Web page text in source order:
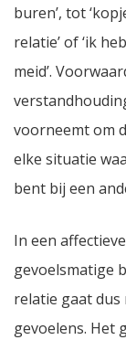
buren’, tot
relatie’ of ‘ik
meid’.
voorneemt om
elke situatie
bent bij een
In een
gevoelsmatige
relatie gaat
gevoelens. Het